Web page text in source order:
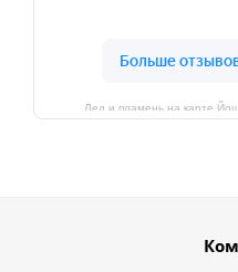
Лед и пламень на карте